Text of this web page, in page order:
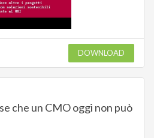
DOWNLOAD
che un CMO oggi non può